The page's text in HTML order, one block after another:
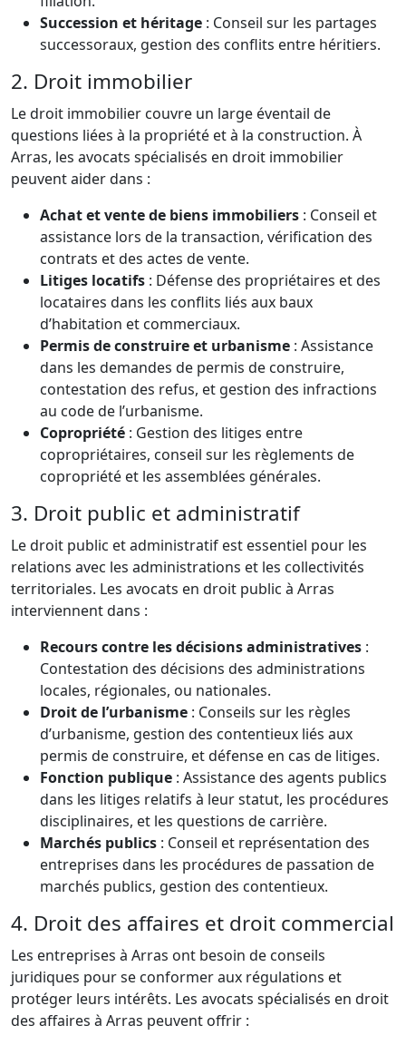
Succession et héritage : Conseil sur les partages
successoraux, gestion des conflits entre héritiers.
2. Droit immobilier
Le droit immobilier couvre un large éventail de
questions liées à la propriété et à la construction. À
Arras, les avocats spécialisés en droit immobilier
peuvent aider dans :
Achat et vente de biens immobiliers : Conseil et
assistance lors de la transaction, vérification des
contrats et des actes de vente.
Litiges locatifs : Défense des propriétaires et des
locataires dans les conflits liés aux baux
d’habitation et commerciaux.
Permis de construire et urbanisme : Assistance
dans les demandes de permis de construire,
contestation des refus, et gestion des infractions
au code de l’urbanisme.
Copropriété : Gestion des litiges entre
copropriétaires, conseil sur les règlements de
copropriété et les assemblées générales.
3. Droit public et administratif
Le droit public et administratif est essentiel pour les
relations avec les administrations et les collectivités
territoriales. Les avocats en droit public à Arras
interviennent dans :
Recours contre les décisions administratives :
Contestation des décisions des administrations
locales, régionales, ou nationales.
Droit de l’urbanisme : Conseils sur les règles
d’urbanisme, gestion des contentieux liés aux
permis de construire, et défense en cas de litiges.
Fonction publique : Assistance des agents publics
dans les litiges relatifs à leur statut, les procédures
disciplinaires, et les questions de carrière.
Marchés publics : Conseil et représentation des
entreprises dans les procédures de passation de
marchés publics, gestion des contentieux.
4. Droit des affaires et droit commercial
Les entreprises à Arras ont besoin de conseils
juridiques pour se conformer aux régulations et
protéger leurs intérêts. Les avocats spécialisés en droit
des affaires à Arras peuvent offrir :